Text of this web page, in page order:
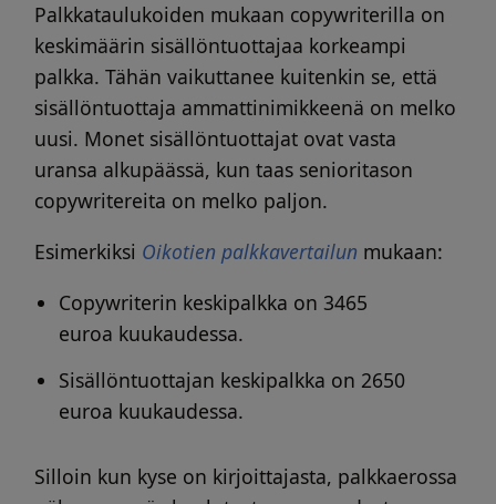
Palkkataulukoiden mukaan copywriterilla on
keskimäärin sisällöntuottajaa korkeampi
palkka. Tähän vaikuttanee kuitenkin se, että
sisällöntuottaja ammattinimikkeenä on melko
uusi. Monet sisällöntuottajat ovat vasta
uransa alkupäässä, kun taas senioritason
copywritereita on melko paljon.
Esimerkiksi Oikotien palkkavertailun mukaan:
Copywriterin keskipalkka on 3465
euroa kuukaudessa.
Sisällöntuottajan keskipalkka on 2650
euroa kuukaudessa.
Silloin kun kyse on kirjoittajasta, palkkaerossa